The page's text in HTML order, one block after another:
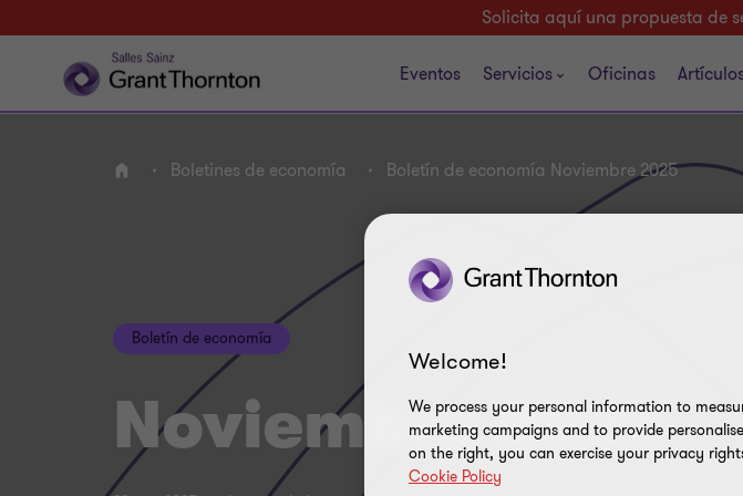
Solicita aquí una propuesta de
Eventos Servicios Oficinas
INICIO Boletines de economía Boletín de economía Noviembre 2025
Boletín de economía
Noviembre 2025
Welcome!
We process your personal information to
marketing campaigns and to provide
on the right, you can exercise your privacy
Cookie Policy